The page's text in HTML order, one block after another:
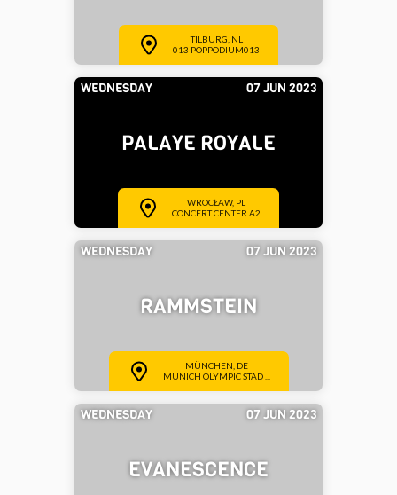
TILBURG, NL
013 POPPODIUM013
WEDNESDAY 07 JUN 2023
PALAYE ROYALE
WROCŁAW, PL
CONCERT CENTER A2
WEDNESDAY 07 JUN 2023
RAMMSTEIN
MÜNCHEN, DE
MUNICH OLYMPIC STAD ...
WEDNESDAY 07 JUN 2023
EVANESCENCE